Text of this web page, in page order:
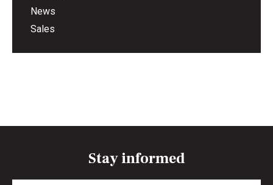
News
Sales
Stay informed